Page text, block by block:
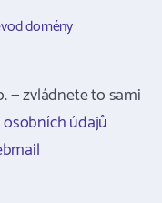
domény
— zvládnete to sami
údajů